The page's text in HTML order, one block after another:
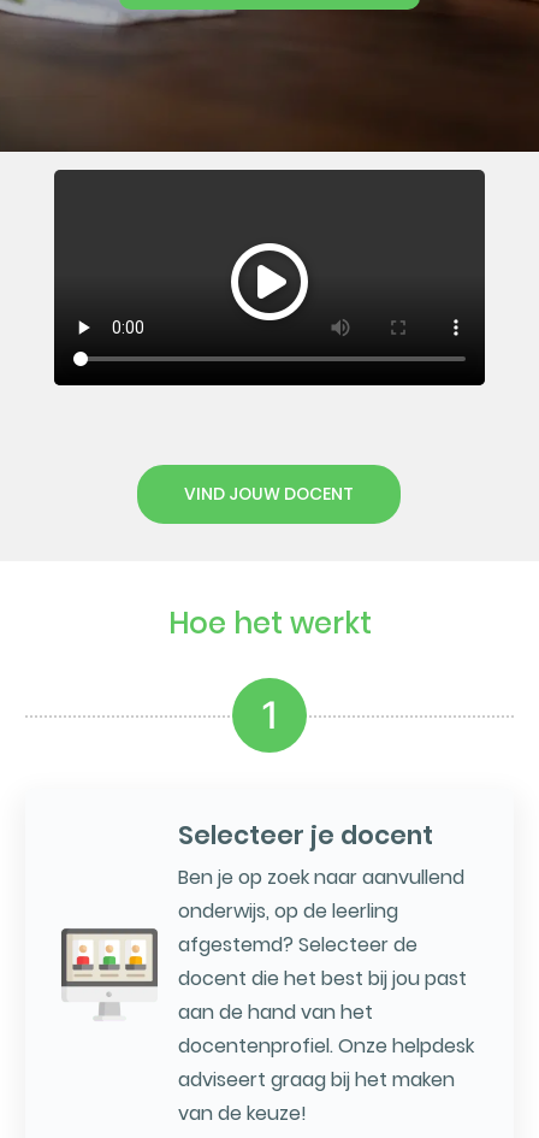
VIND JOUW DOCENT
Hoe het werkt
1
Selecteer je docent
Ben je op zoek naar aanvullend
onderwijs, op de leerling
afgestemd? Selecteer de
docent die het best bij jou past
aan de hand van het
docentenprofiel. Onze helpdesk
adviseert graag bij het maken
van de keuze!